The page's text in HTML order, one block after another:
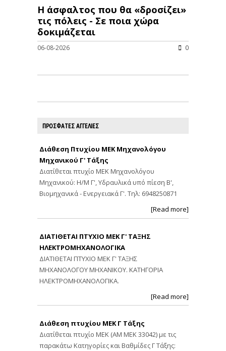
Η άσφαλτος που θα «δροσίζει»
τις πόλεις - Σε ποια χώρα
δοκιμάζεται
06-08-2026 0
ΠΡΟΣΦΑΤΕΣ ΑΓΓΕΛΙΕΣ
Διάθεση Πτυχίου ΜΕΚ Μηχανολόγου
Μηχανικού Γ' Τάξης
Διατίθεται πτυχίο ΜΕΚ Μηχανολόγου
Μηχανικού: Η/Μ Γ', Υδραυλικά υπό πίεση Β',
Βιομηχανικά - Ενεργειακά Γ'. Τηλ: 6948250871
[Read more]
ΔΙΑΤΙΘΕΤΑΙ ΠΤΥΧΙΟ ΜΕΚ Γ' ΤΑΞΗΣ
ΗΛΕΚΤΡΟΜΗΧΑΝΟΛΟΓΙΚΑ
ΔΙΑΤΙΘΕΤΑΙ ΠΤΥΧΙΟ ΜΕΚ Γ' ΤΑΞΗΣ
ΜΗΧΑΝΟΛΟΓΟΥ ΜΗΧΑΝΙΚΟΥ. ΚΑΤΗΓΟΡΙΑ
ΗΛΕΚΤΡΟΜΗΧΑΝΟΛΟΓΙΚΑ.
[Read more]
Διάθεση πτυχίου ΜΕΚ Γ Τάξης
Διατίθεται πτυχίο ΜΕΚ (ΑΜ ΜΕΚ 33042) με τις
παρακάτω Κατηγορίες και Βαθμίδες Γ Τάξης: